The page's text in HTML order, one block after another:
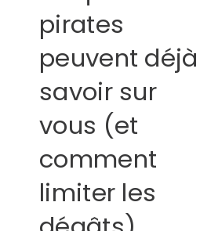
pirates
peuvent déjà
savoir sur
vous (et
comment
limiter les